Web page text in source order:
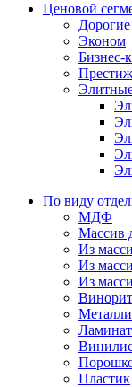
Ценовой
Дорогие
Эконом
Бизнес-
Престиж
По виду
МДФ
Массив
Из
Из
Из
Винорит
Ламинат
Пластик